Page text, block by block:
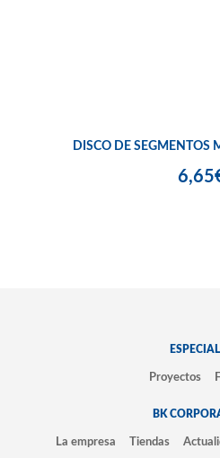
DISCO DE SEGMENTOS
Proyectos
BK
La empresa Tiendas